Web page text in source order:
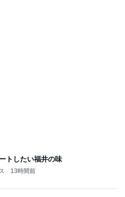
トしたい福井の味
13時間前